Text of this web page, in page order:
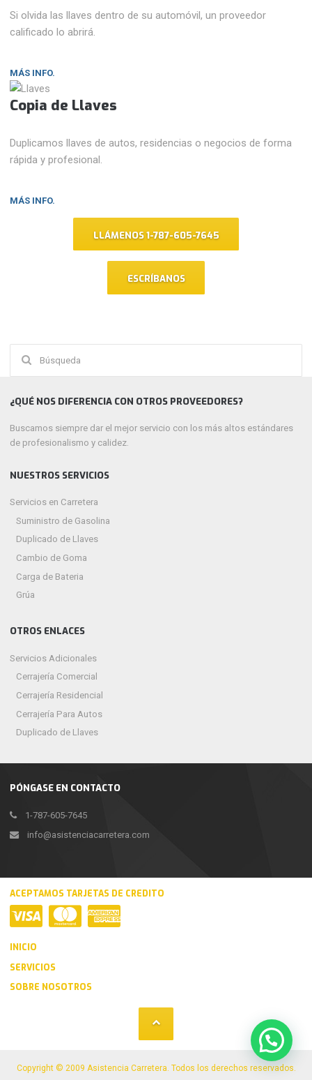
Si olvida las llaves dentro de su automóvil, un proveedor
calificado lo abrirá.
MÁS INFO.
Copia de Llaves
Duplicamos llaves de autos, residencias o negocios de forma
rápida y profesional.
MÁS INFO.
LLÁMENOS 1-787-605-7645
ESCRÍBANOS
PÓNGASE EN CONTACTO
1-787-605-7645
info@asistenciacarretera.com
¿QUÉ NOS DIFERENCIA CON OTROS PROVEEDORES?
Buscamos siempre dar el mejor servicio con los más altos estándares
de profesionalismo y calidez.
NUESTROS SERVICIOS
Servicios en Carretera
Suministro de Gasolina
Duplicado de Llaves
Cambio de Goma
Carga de Bateria
Grúa
OTROS ENLACES
Servicios Adicionales
Cerrajería Comercial
Cerrajería Residencial
Cerrajería Para Autos
Duplicado de Llaves
ACEPTAMOS TARJETAS DE CREDITO
INICIO
SERVICIOS
SOBRE NOSOTROS
Copyright © 2009 Asistencia Carretera. Todos los derechos reservados.